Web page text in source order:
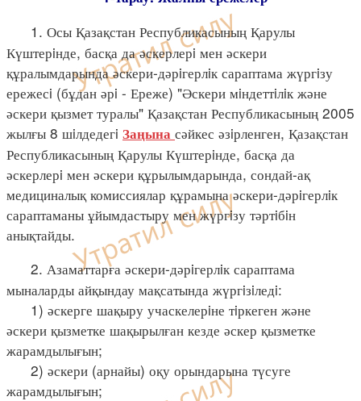
1. Осы Қазақстан Республикасының Қарулы
Күштерiнде, басқа да әскерлерi мен әскери
құралымдарында әскери-дәрiгерлiк сараптама жүргiзу
ережесi (бұдан әрi - Ереже) "Әскери мiндеттiлiк және
әскери қызмет туралы" Қазақстан Республикасының 2005
жылғы 8 шiлдедегi Заңына сәйкес әзiрленген, Қазақстан
Республикасының Қарулы Күштерiнде, басқа да
әскерлерi мен әскери құрылымдарында, сондай-ақ
медициналық комиссиялар құрамына әскери-дәрiгерлiк
сараптаманы ұйымдастыру мен жүргiзу тәртiбiн
анықтайды.
2. Азаматтарға әскери-дәрiгерлiк сараптама
мыналарды айқындау мақсатында жүргiзiледi:
1) әскерге шақыру учаскелерiне тiркеген және
әскери қызметке шақырылған кезде әскер қызметке
жарамдылығын;
2) әскери (арнайы) оқу орындарына түсуге
жарамдылығын;